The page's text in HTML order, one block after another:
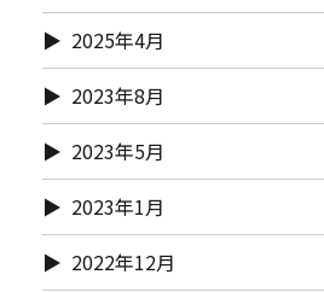
2025年4月
2023年8月
2023年5月
2023年1月
2022年12月